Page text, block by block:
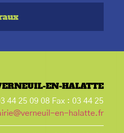
EN-HALATTE
44 25 09 08 Fax : 03 44 25
en-halatte.fr